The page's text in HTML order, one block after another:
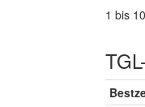
1 bis